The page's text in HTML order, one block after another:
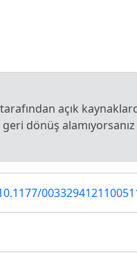
açık
dönüş